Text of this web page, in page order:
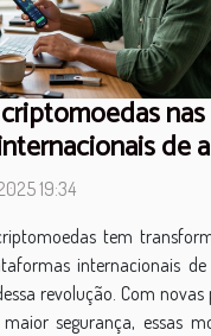
nas
de
19:34
tem
internacionais
revolução. Com novas
segurança, essas